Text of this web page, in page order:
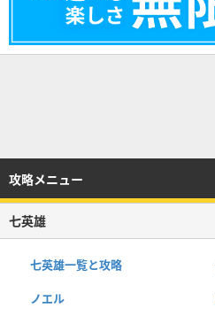
攻略メニュー
七英雄
七英雄一覧と攻略
ノエル